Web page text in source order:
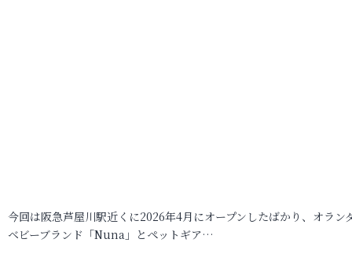
今回は阪急芦屋川駅近くに2026年4月にオープンしたばかり、オラン
ベビーブランド「Nuna」とペットギア…